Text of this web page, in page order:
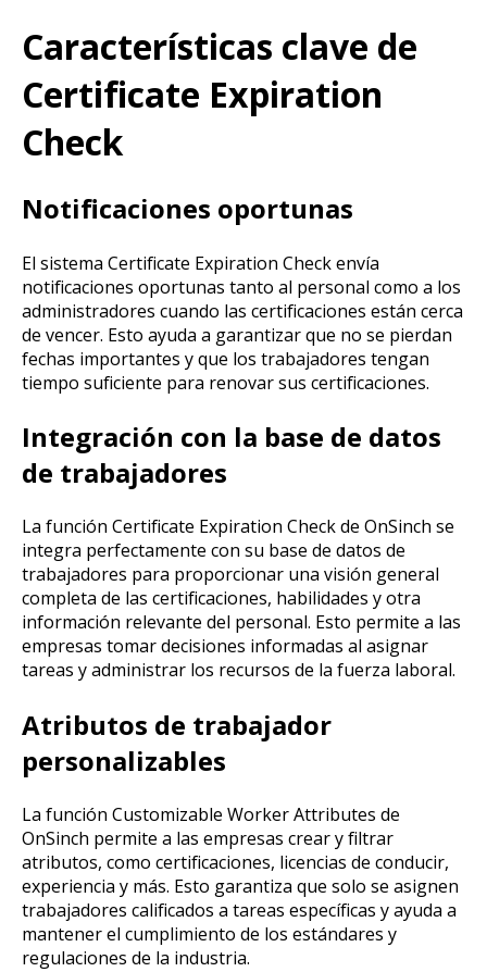
Características clave de
Certificate Expiration
Check
Notificaciones oportunas
El sistema Certificate Expiration Check envía
notificaciones oportunas tanto al personal como a los
administradores cuando las certificaciones están cerca
de vencer. Esto ayuda a garantizar que no se pierdan
fechas importantes y que los trabajadores tengan
tiempo suficiente para renovar sus certificaciones.
Integración con la base de datos
de trabajadores
La función Certificate Expiration Check de OnSinch se
integra perfectamente con su base de datos de
trabajadores para proporcionar una visión general
completa de las certificaciones, habilidades y otra
información relevante del personal. Esto permite a las
empresas tomar decisiones informadas al asignar
tareas y administrar los recursos de la fuerza laboral.
Atributos de trabajador
personalizables
La función Customizable Worker Attributes de
OnSinch permite a las empresas crear y filtrar
atributos, como certificaciones, licencias de conducir,
experiencia y más. Esto garantiza que solo se asignen
trabajadores calificados a tareas específicas y ayuda a
mantener el cumplimiento de los estándares y
regulaciones de la industria.